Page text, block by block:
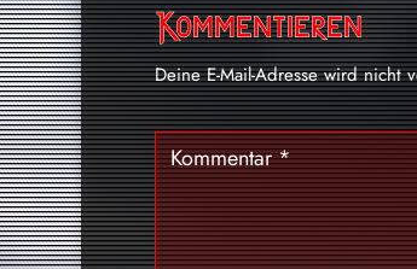
Kommentieren
Deine E-Mail-Adresse wird nicht